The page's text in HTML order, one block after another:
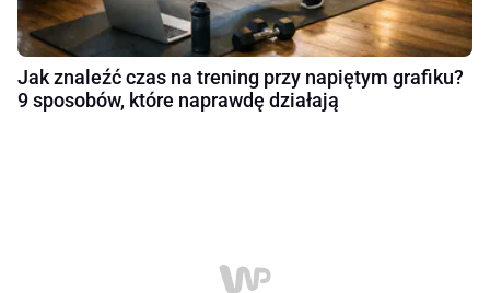
Jak znaleźć czas na trening przy napiętym grafiku?
9 sposobów, które naprawdę działają